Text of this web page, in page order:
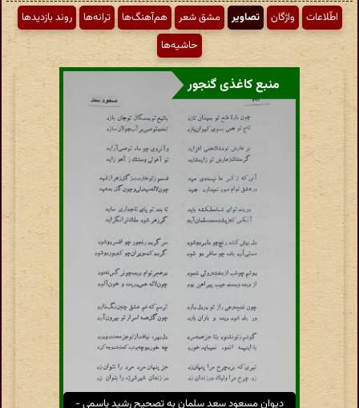
اطّلاعات واژگان تصاویر مشق شعر هم‌آهنگ‌ها ترانه‌ها
روند بازدیدها
حاشیه‌ها
منبع کاغذی گنجور
دیوان مسعود سعد سلمان به تصحیح رشید یاسمی -